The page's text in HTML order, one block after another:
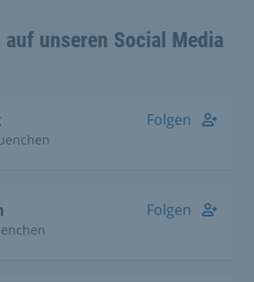
auf unseren Social Media
Folgen
Folgen